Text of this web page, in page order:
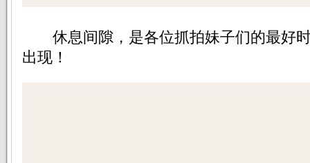
休息间隙，是各位抓拍妹子们的最好
出现！